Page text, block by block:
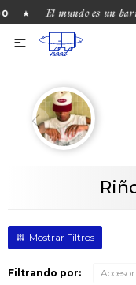
★ El mundo es un

Filtrando por: